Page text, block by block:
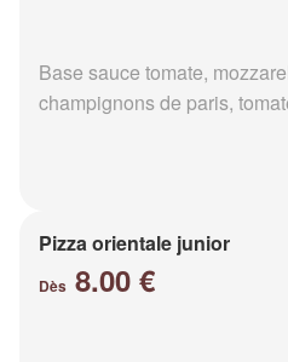
Base sauce tomate,
champignons de paris,
Pizza orientale junior
Dès 8.00 €